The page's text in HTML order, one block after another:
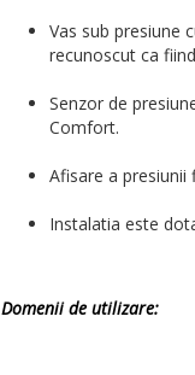
Vas sub presiune
recunoscut ca
Senzor de
Comfort.
Afisare a
Instalatia este
Domenii de utilizare: